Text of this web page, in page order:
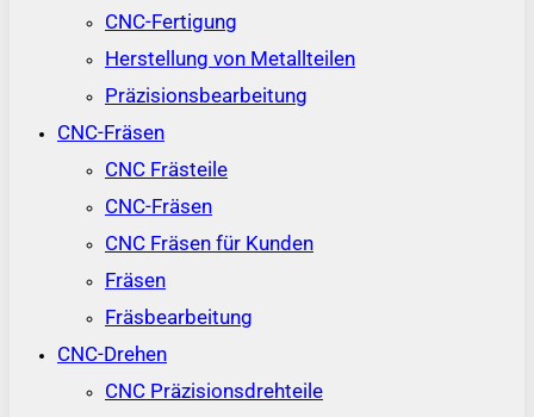
CNC-Fertigung
Herstellung von Metallteilen
Präzisionsbearbeitung
CNC-Fräsen
CNC Frästeile
CNC-Fräsen
CNC Fräsen für Kunden
Fräsen
Fräsbearbeitung
CNC-Drehen
CNC Präzisionsdrehteile